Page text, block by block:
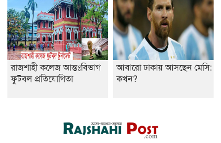
রাজশাহী কলেজ আন্তঃবিভাগ
ফুটবল প্রতিযোগিতা
আবারো ঢাকায় আসছেন মেসি:
কখন?